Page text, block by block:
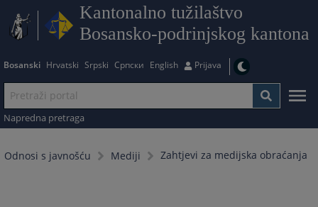
Kantonalno tužilaštvo
Bosansko-podrinjskog kantona
Bosanski Hrvatski Srpski Српски English Prijava
Napredna pretraga
Odnosi s javnošću Mediji Zahtjevi za medijska obraćanja